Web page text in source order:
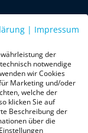
| Impressum
der
notwendige
wir Cookies
Marketing und/oder
welche der
klicken Sie auf
Beschreibung der
über die